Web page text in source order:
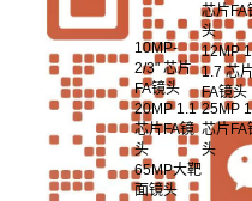
芯片FA
头
10MP-
2/3" 芯片
FA镜头
12MP
1.7 芯片
FA镜头
20MP 1.1
芯片FA镜
头
25MP
芯片FA
头
65MP大靶
面镜头